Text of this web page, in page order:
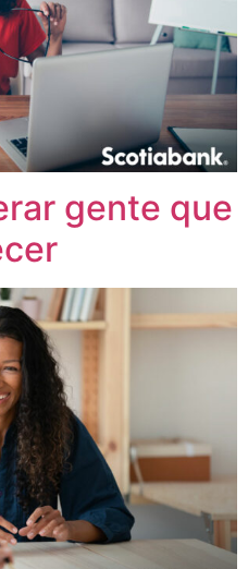
gente que